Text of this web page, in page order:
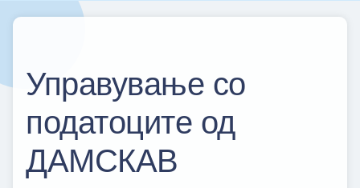
Управување со
податоците од
ДАМСКАВ